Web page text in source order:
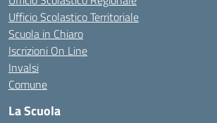
Ufficio Scolastico Territoriale
Scuola in Chiaro
Iscrizioni On Line
Invalsi
Comune
La Scuola